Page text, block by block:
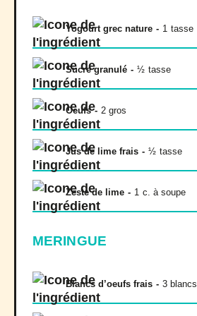
Yogourt grec nature - 1 tasse
Sucre granulé - ½ tasse
Oeufs - 2 gros
Jus de lime frais - ½ tasse
Zeste de lime - 1 c. à soupe
MERINGUE
Blancs d’oeufs frais - 3 blancs